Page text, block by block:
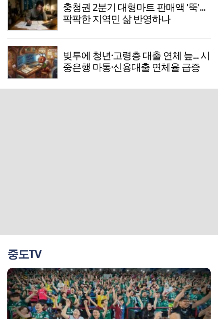
충청권 2분기 대형마트 판매액 '뚝'...
팍팍한 지역민 삶 반영하나
빚투에 청년·고령층 대출 연체 늪... 시
중은행 마통·신용대출 연체율 급증
중도TV